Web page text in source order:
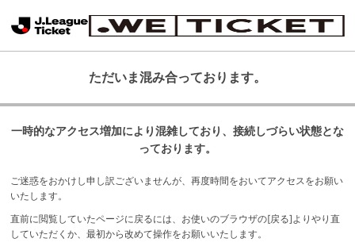
ただいま混み合っております。
一時的なアクセス増加により混雑しており、接続しづらい状態とな
っております。
ご迷惑をおかけし申し訳ございませんが、再度時間をおいてアクセスをお願い
いたします。
直前に閲覧していたページに戻るには、お使いのブラウザの[戻る]よりやり直
していただくか、最初から改めて操作をお願いいたします。